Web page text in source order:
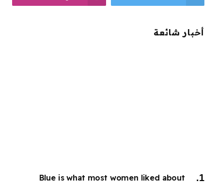
أخبار شائعة
Blue is what most women liked about